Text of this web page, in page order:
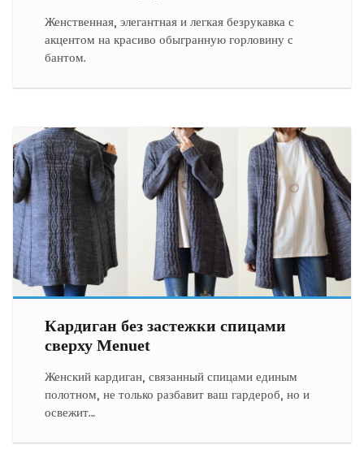
Женственная, элегантная и легкая безрукавка с
акцентом на красиво обыгранную горловину с
бантом.
Кардиган без застежки спицами
сверху Menuet
Женский кардиган, связанный спицами единым
полотном, не только разбавит ваш гардероб, но и
освежит…